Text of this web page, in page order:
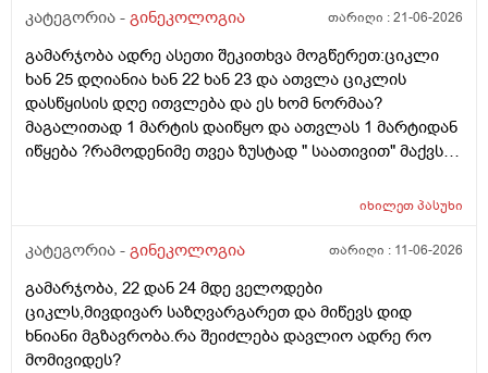
განმავლობაში ? შესაძლოა ისევ 23 ან 25 დღიანი
რამეა.ზოგადად წლებია აუტოიმონური თირეოდიტი
მაქვს.ხშირად მაქვს სანერვიულო.რითი შეიძლება
უნდაცკვების სახით რომ ვმართო ციკლის დღეები?
პასუხიც მივიღე და არა, ყველაფერი ჩვეულებრივადაა
არც ჭარბი სისხლდება არ არის.ადრე რომ 7 დღემდე
მითხარით რომ შეიმოწმეთო ტიესეიჩი და კიდევ სხვა
ასაკი 40
კატეგორია - გინეკოლოგია თარიღი :21-06-2026
გამარჯობა ადრე ასეთი შეკითხვა მოგწერეთ:ციკლი
ხან 25 დღიანია ხან 22 ხან 23 და ათვლა ციკლის
დასწყისის დღე ითვლება და ეს ხომ ნორმაა?
მაგალითად 1 მარტის დაიწყო და ათვლას 1 მარტიდან
იწყება ?რამოდენიმე თვეა ზუსტად " საათივით" მაქვს
მეშინია კიდევ ხომ არ ჩამოიწევს? მინდა რომ 25 ან
განმავლობაში ? შესაძლოა ისევ 23 ან 25 დღიანი
რამეა.ზოგადად წლებია აუტოიმონური თირეოდიტი
მაქვს.ხშირად მაქვს სანერვიულო.რითი შეიძლება
უნდაცკვების სახით რომ ვმართო ციკლის დღეები?
იხილეთპასუხი
კატეგორია - გინეკოლოგია თარიღი : 11-06-2026
გამარჯობა, 22 დან 24 მდე ველოდები
ციკლს,მივდივარ საზღვარგარეთ და მიწევს დიდ
ხნიანი მგზავრობა.რა შეიძლება დავლიო ადრე რო
მომივიდეს?